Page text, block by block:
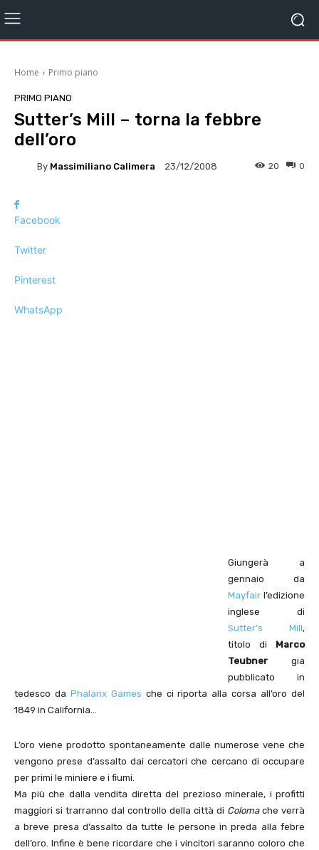
Home Primo piano
PRIMO PIANO
Sutter’s Mill – torna la febbre
dell’oro
By Massimiliano Calimera 23/12/2008 0
20
Facebook
Twitter
Pinterest
WhatsApp
Giungerà a
gennaio da
Mayfair l’edizione
inglese di
Sutter’s Mill,
titolo di Marco
Teubner gia
pubblicato in
tedesco da Phalanx Games che ci riporta alla corsa all’oro del
1849 in California…
L’oro viene prodotto spontaneamente dalle numerose vene che
vengono prese d’assalto dai cercatori che cercano di occupare
per primi le miniere e i fiumi.
Ma più che dalla vendita diretta del prezioso minerale, i profitti
maggiori si trarranno dal controllo della città di Colomache verrà
a breve presa d’assalto da tutte le persone in preda alla febre
dell’oro. Infine è bene ricordare che i vincitori saranno coloro che